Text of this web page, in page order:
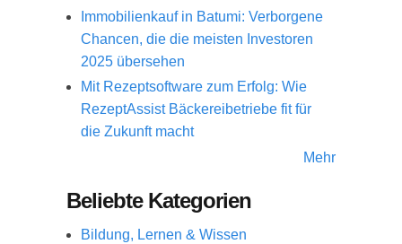
Immobilienkauf in Batumi: Verborgene
Chancen, die die meisten Investoren
2025 übersehen
Mit Rezeptsoftware zum Erfolg: Wie
RezeptAssist Bäckereibetriebe fit für
die Zukunft macht
Mehr
Beliebte Kategorien
Bildung, Lernen & Wissen